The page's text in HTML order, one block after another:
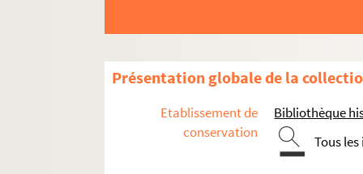
Présentation globale de la
Etablissement de
conservation
Bibliothèque
Tous
Dossier n° 24
Dossier n° 25
Dossier n° 26
Dossier n° 27